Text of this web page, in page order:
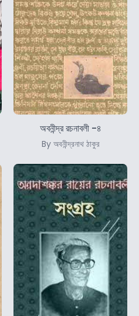
অবনীন্দ্র রচনাবলী -৪
By অবনীন্দ্রনাথ ঠাকুর